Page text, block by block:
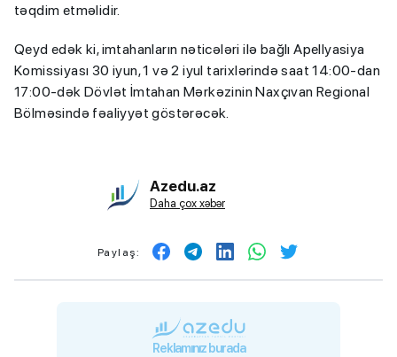
təqdim etməlidir.
Qeyd edək ki, imtahanların nəticələri ilə bağlı Apellyasiya
Komissiyası 30 iyun, 1 və 2 iyul tarixlərində saat 14:00-dan
17:00-dək Dövlət İmtahan Mərkəzinin Naxçıvan Regional
Bölməsində fəaliyyət göstərəcək.
Azedu.az
Daha çox xəbər
Paylaş:
Reklamınız burada